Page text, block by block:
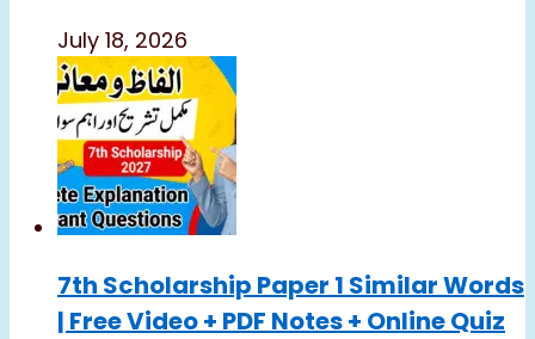
July 18, 2026
7th Scholarship Paper 1 Similar Words
| Free Video + PDF Notes + Online Quiz